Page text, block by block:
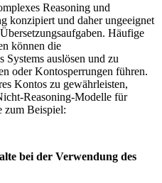
Reasoning und
konzipiert und daher ungeeignet
Häufige
können die
auslösen und zu
oder Kontosperrungen führen.
Kontos zu gewährleisten,
Reasoning-Modelle für
zum Beispiel:
bei der Verwendung des